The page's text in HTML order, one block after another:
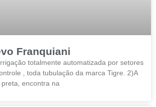
Franquiani
totalmente automatizada por setores
, toda tubulação da marca Tigre. 2)A
encontra na